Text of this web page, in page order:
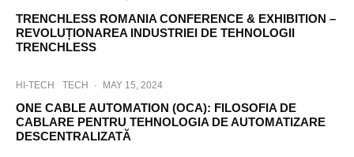
TRENCHLESS ROMANIA CONFERENCE & EXHIBITION –
REVOLUȚIONAREA INDUSTRIEI DE TEHNOLOGII
TRENCHLESS
HI-TECH TECH · MAY 15, 2024
ONE CABLE AUTOMATION (OCA): FILOSOFIA DE
CABLARE PENTRU TEHNOLOGIA DE AUTOMATIZARE
DESCENTRALIZATĂ